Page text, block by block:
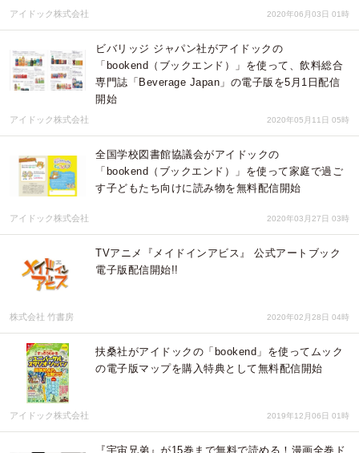
アイドック株式会社 2020年06月03日 01時
ビバリッジ ジャパン社がアイドックの
「bookend（ブックエンド）」を使って、飲料総合
専門誌「Beverage Japan」の電子版を5月1日配信
開始
アイドック株式会社 2020年05月11日 05時
全国学校図書館協議会がアイドックの
「bookend（ブックエンド）」を使って家庭で過ご
す子どもたち向けに読み物を無料配信開始
アイドック株式会社 2020年03月27日 03時
TVアニメ『メイドインアビス』 公式アートブック
電子版配信開始!!
株式会社 竹書房 2020年02月28日 04時
扶桑社がアイドックの「bookend」を使ってムック
の電子版マップを購入特典として無料配信開始
アイドック株式会社 2019年12月06日 01時
『宇宙兄弟』が15巻まで無料で読める！漫画全巻ド